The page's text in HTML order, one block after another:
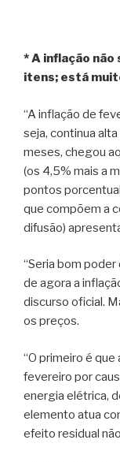
* A inflação
itens; está
“A inflação de
seja, continua
meses, chegou
(os 4,5% mais a
pontos
que compõem a
difusão)
“Seria bom
de agora a
discurso oficial.
os preços.
“O primeiro é
fevereiro por
energia elétrica,
elemento atua
efeito residual